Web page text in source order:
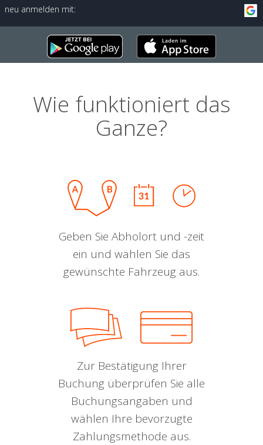
neu anmelden mit:
Wie funktioniert das
Ganze?
Geben Sie Abholort und -zeit
ein und wählen Sie das
gewünschte Fahrzeug aus.
Zur Bestätigung Ihrer
Buchung überprüfen Sie alle
Buchungsangaben und
wählen Ihre bevorzugte
Zahlungsmethode aus.